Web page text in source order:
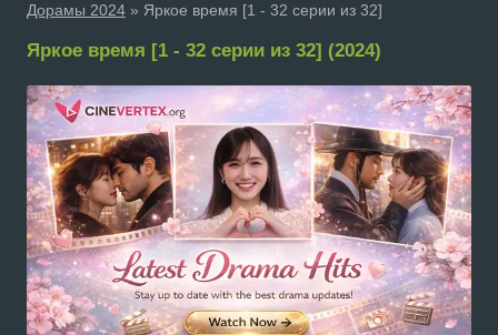
Дорамы 2024 » Яркое время [1 - 32 серии из 32]
Яркое время [1 - 32 серии из 32] (2024)